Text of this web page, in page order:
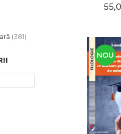
(381)
NOU